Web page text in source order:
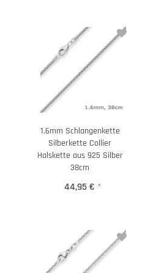
1,6mm Schlangenkette
Silberkette Collier
Halskette aus 925 Silber
38cm
44,95 € *